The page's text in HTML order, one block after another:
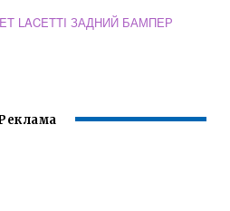
LACETTI ЗАДНИЙ БАМПЕР